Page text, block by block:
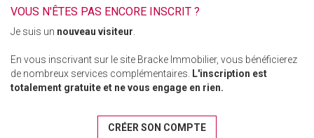
VOUS N'ÊTES PAS ENCORE INSCRIT ?
Je suis un nouveau visiteur
En vous inscrivant sur le site Bracke Immobilier, vous bénéficierez
de nombreux services complémentaires.
L'inscription est
totalement gratuite et ne vous engage en rien.
CRÉER SON COMPTE